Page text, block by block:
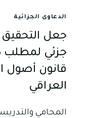
الدعاوى الجزائية
جعل
جزئي لمطلب
قانون أصول
العراقي
المحامي